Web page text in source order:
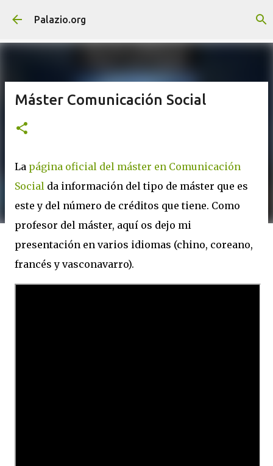
Saltatu eta joan eduki nagusira
Palazio.org
Máster Comunicación Social
La página oficial del máster en Comunicación
Social da información del tipo de máster que es
este y del número de créditos que tiene. Como
profesor del máster, aquí os dejo mi
presentación en varios idiomas (chino, coreano,
francés y vasconavarro).